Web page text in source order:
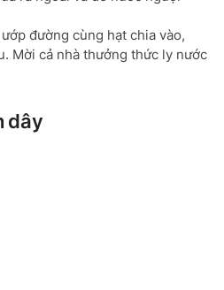
đường cùng hạt chia vào,
Mời cả nhà thưởng thức ly nước
dây